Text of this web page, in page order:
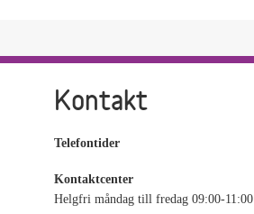
Kontakt
Telefontider
Kontaktcenter
Helgfri måndag till fredag 09:00-11:00